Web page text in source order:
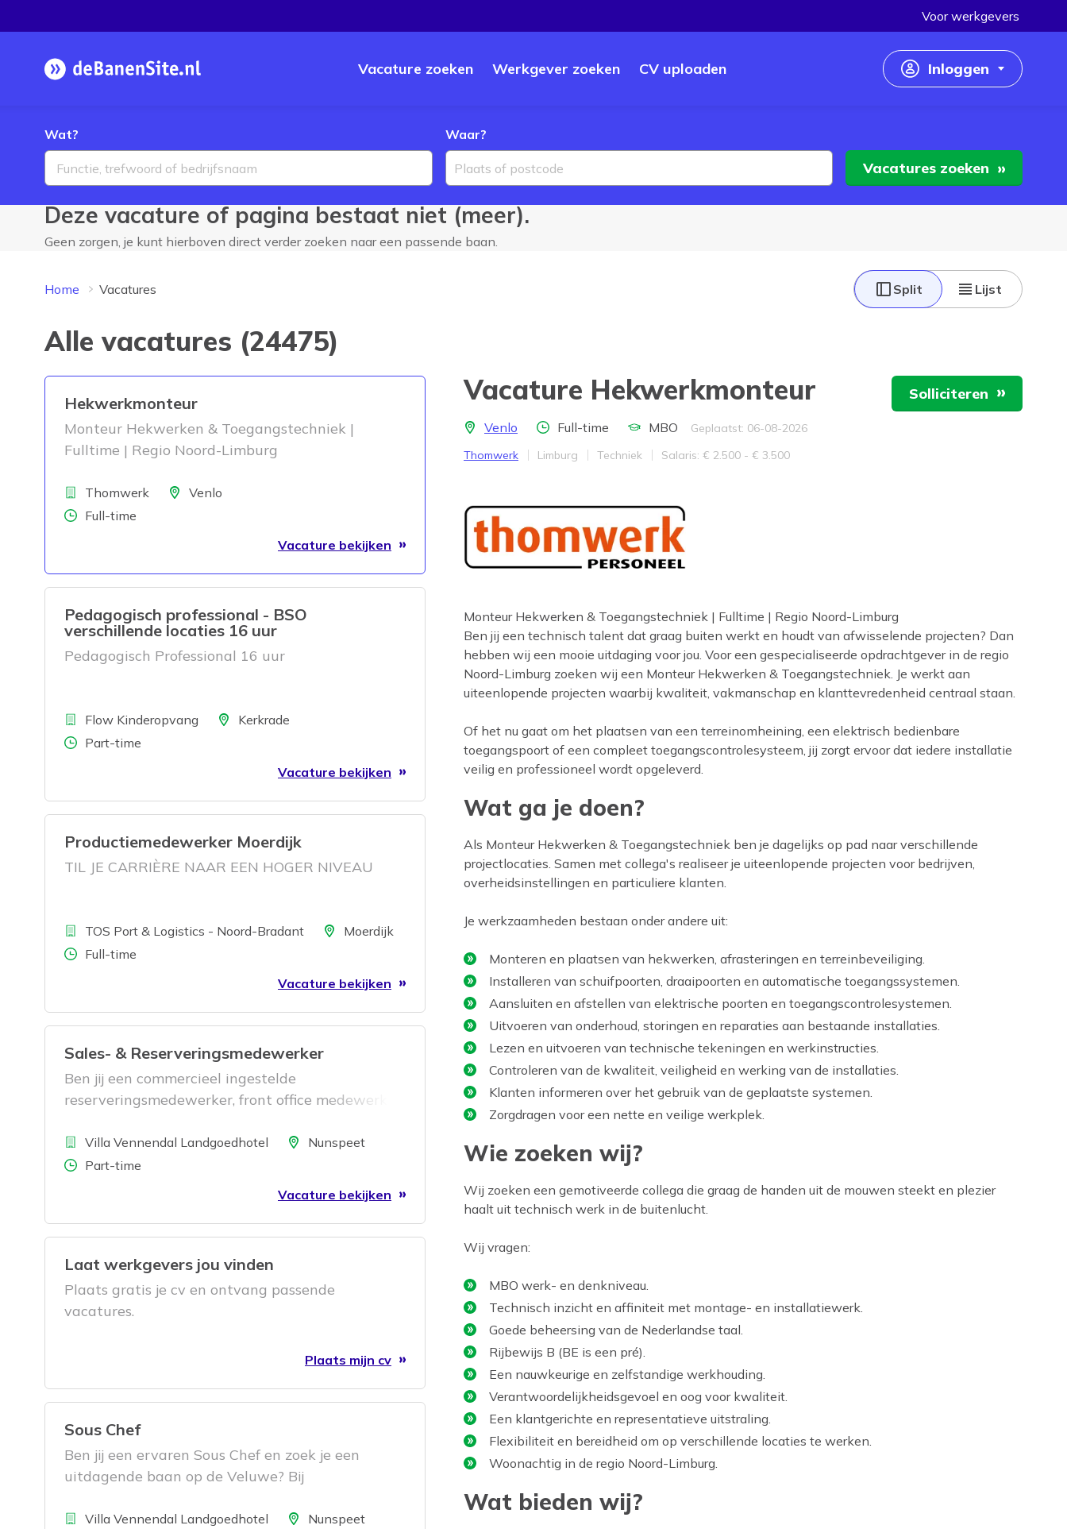
Homepage Vacature zoeken Werkgever zoeken CV uploaden
Voor werkgevers
Inloggen
Inloggen als werkgever
Wat? Waar?
Plaats of postcode Vacatures zoeken
Deze vacature of pagina bestaat niet (meer).
Geen zorgen, je kunt hierboven direct verder zoeken naar een passende baan.
Home Vacatures Split Lijst
Alle vacatures (24475)
Hekwerkmonteur
Monteur Hekwerken & Toegangstechniek |
Fulltime | Regio Noord-Limburg
BedrijfThomwerk LocatieVenlo
Aantal uren
Full-time
Vacature bekijken
Pedagogisch professional - BSO
verschillende locaties 16 uur
Pedagogisch Professional 16 uur
BedrijfFlow Kinderopvang LocatieKerkrade
Aantal uren
Part-time
Vacature bekijken
Productiemedewerker Moerdijk
TIL JE CARRIÈRE NAAR EEN HOGER NIVEAU
BedrijfTOS Port & Logistics - Noord-BradantLocatieMoerdijk
Aantal uren
Full-time
Vacature bekijken
Sales- & Reserveringsmedewerker
Ben jij een commercieel ingestelde
reserveringsmedewerker, front office medewerker
baan op de Veluwe? Bij Landgoedhotel Villa
Vennendal combineer je gastvrijheid met
reservering en elk verblijf perfect verloopt.
BedrijfVilla Vennendal Landgoedhotel LocatieNunspeet
Aantal uren
Part-time
Vacature bekijken
Laat werkgevers jou vinden
Plaats gratis je cv en ontvang passende
vacatures.
Plaats mijn cv
Sous Chef
Ben jij een ervaren Sous Chef en zoek je een
uitdagende baan op de Veluwe? Bij
seizoensproducten, stuur je samen met de Chef-
BedrijfVilla Vennendal Landgoedhotel LocatieNunspeet
Vacature Hekwerkmonteur Solliciteren
LocatieVenlo Aantal uren
Full-time Opleidingsniveau
MBO
Geplaatst: 06-08-2026
Bedrijf
Thomwerk Provincie
Limburg Werkveld
Techniek Salaris
Salaris: € 2.500 - € 3.500
Monteur Hekwerken & Toegangstechniek | Fulltime | Regio Noord-Limburg
Ben jij een technisch talent dat graag buiten werkt en houdt van afwisselende projecten? Dan
hebben wij een mooie uitdaging voor jou. Voor een gespecialiseerde opdrachtgever in de regio
Noord-Limburg zoeken wij een Monteur Hekwerken & Toegangstechniek. Je werkt aan
uiteenlopende projecten waarbij kwaliteit, vakmanschap en klanttevredenheid centraal staan.
Of het nu gaat om het plaatsen van een terreinomheining, een elektrisch bedienbare
toegangspoort of een compleet toegangscontrolesysteem, jij zorgt ervoor dat iedere installatie
veilig en professioneel wordt opgeleverd.
Wat ga je doen?
Als Monteur Hekwerken & Toegangstechniek ben je dagelijks op pad naar verschillende
projectlocaties. Samen met collega's realiseer je uiteenlopende projecten voor bedrijven,
overheidsinstellingen en particuliere klanten.
Je werkzaamheden bestaan onder andere uit:
Monteren en plaatsen van hekwerken, afrasteringen en terreinbeveiliging.
Installeren van schuifpoorten, draaipoorten en automatische toegangssystemen.
Aansluiten en afstellen van elektrische poorten en toegangscontrolesystemen.
Uitvoeren van onderhoud, storingen en reparaties aan bestaande installaties.
Lezen en uitvoeren van technische tekeningen en werkinstructies.
Controleren van de kwaliteit, veiligheid en werking van de installaties.
Klanten informeren over het gebruik van de geplaatste systemen.
Zorgdragen voor een nette en veilige werkplek.
Wie zoeken wij?
Wij zoeken een gemotiveerde collega die graag de handen uit de mouwen steekt en plezier
haalt uit technisch werk in de buitenlucht.
Wij vragen:
MBO werk- en denkniveau.
Technisch inzicht en affiniteit met montage- en installatiewerk.
Goede beheersing van de Nederlandse taal.
Rijbewijs B (BE is een pré).
Een nauwkeurige en zelfstandige werkhouding.
Verantwoordelijkheidsgevoel en oog voor kwaliteit.
Een klantgerichte en representatieve uitstraling.
Flexibiliteit en bereidheid om op verschillende locaties te werken.
Woonachtig in de regio Noord-Limburg.
Wat bieden wij?